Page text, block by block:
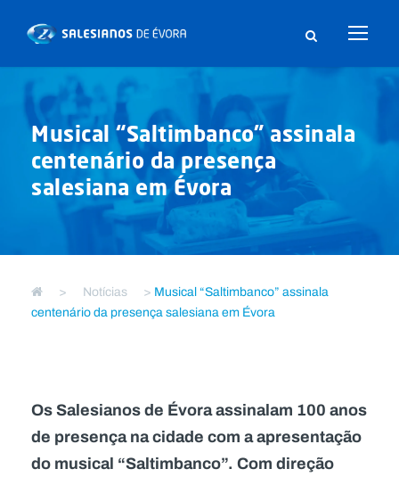
Musical “Saltimbanco” assinala
centenário da presença
salesiana em Évora
> Notícias > Musical “Saltimbanco” assinala
centenário da presença salesiana em Évora
Os Salesianos de Évora assinalam 100 anos
de presença na cidade com a apresentação
do musical “Saltimbanco”. Com direção